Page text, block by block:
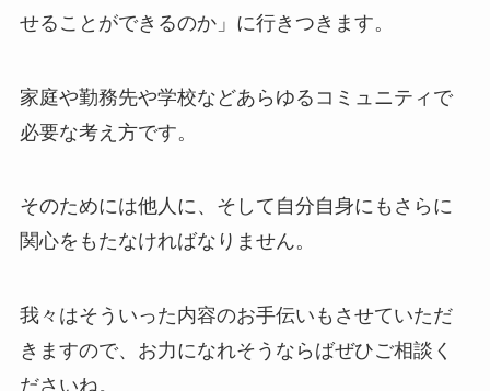
せることができるのか」に行きつきます。
家庭や勤務先や学校などあらゆるコミュニティで
必要な考え方です。
そのためには他人に、そして自分自身にもさらに
関心をもたなければなりません。
我々はそういった内容のお手伝いもさせていただ
きますので、お力になれそうならばぜひご相談く
ださいね。